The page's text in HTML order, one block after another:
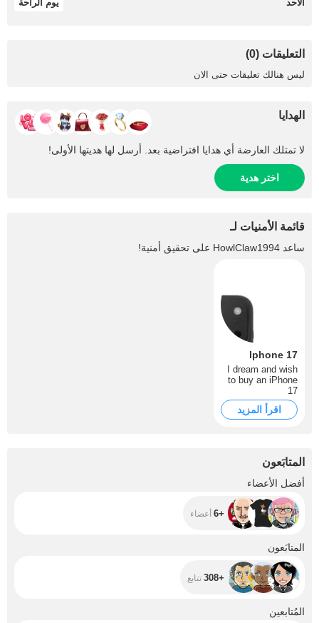
الأحد يوم الراحة
التعليقات (0)
ليس هنالك تعليقات حتى الان
الهدايا
لا تمتلك العارضة أي هدايا افتراضية بعد. أرسل لها هديتها الأولى!
اختر هدية
قائمة الأمنيات لـ
ساعد HowlClaw1994 على تحقيق أمنية!
Iphone 17
I dream and wish
to buy an iPhone
17
اقرأ المزيد
المتابَعون
أفضل الأعضاء
+6 أعضاء
المتابَعون
+308 تتابع
المُتابعين